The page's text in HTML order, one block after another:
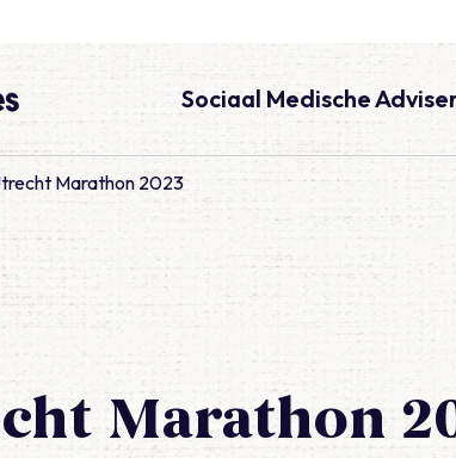
Sociaal Medische
Marathon 2023
Marathon